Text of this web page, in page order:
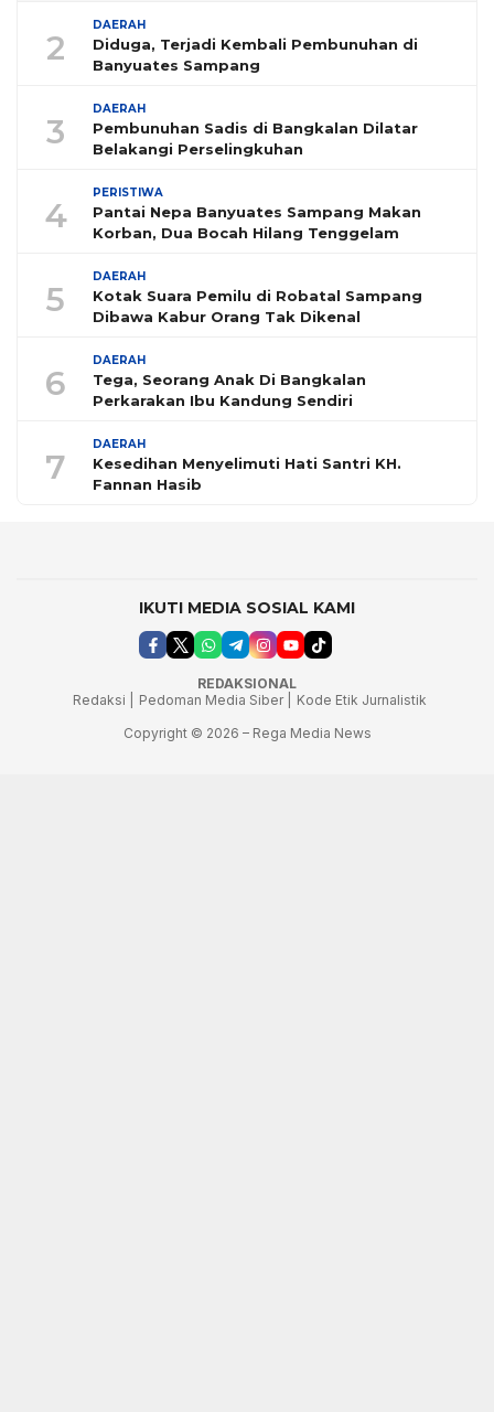
2
DAERAH
Diduga, Terjadi Kembali Pembunuhan di
Banyuates Sampang
3
DAERAH
Pembunuhan Sadis di Bangkalan Dilatar
Belakangi Perselingkuhan
4
PERISTIWA
Pantai Nepa Banyuates Sampang Makan
Korban, Dua Bocah Hilang Tenggelam
5
DAERAH
Kotak Suara Pemilu di Robatal Sampang
Dibawa Kabur Orang Tak Dikenal
6
DAERAH
Tega, Seorang Anak Di Bangkalan
Perkarakan Ibu Kandung Sendiri
7
DAERAH
Kesedihan Menyelimuti Hati Santri KH.
Fannan Hasib
IKUTI MEDIA SOSIAL KAMI
REDAKSIONAL
Redaksi |
Pedoman Media Siber |
Kode Etik Jurnalistik
Copyright © 2026 – Rega Media News